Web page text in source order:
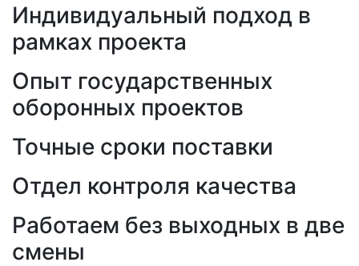
Индивидуальный подход в
рамках проекта
Опыт государственных
оборонных проектов
Точные сроки поставки
Отдел контроля качества
Работаем без выходных в две
смены